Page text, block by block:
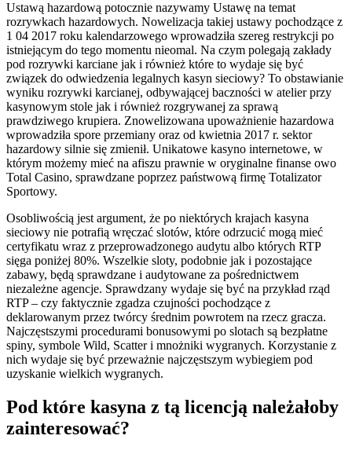
Ustawą hazardową potocznie nazywamy Ustawę na temat
rozrywkach hazardowych. Nowelizacja takiej ustawy pochodzące z
1 04 2017 roku kalendarzowego wprowadziła szereg restrykcji po
istniejącym do tego momentu nieomal. Na czym polegają zakłady
pod rozrywki karciane jak i również które to wydaje się być
związek do odwiedzenia legalnych kasyn sieciowy? To obstawianie
wyniku rozrywki karcianej, odbywającej baczności w atelier przy
kasynowym stole jak i również rozgrywanej za sprawą
prawdziwego krupiera. Znowelizowana upoważnienie hazardowa
wprowadziła spore przemiany oraz od kwietnia 2017 r. sektor
hazardowy silnie się zmienił. Unikatowe kasyno internetowe, w
którym możemy mieć na afiszu prawnie w oryginalne finanse owo
Total Casino, sprawdzane poprzez państwową firmę Totalizator
Sportowy.
Osobliwością jest argument, że po niektórych krajach kasyna
sieciowy nie potrafią wręczać slotów, które odrzucić mogą mieć
certyfikatu wraz z przeprowadzonego audytu albo których RTP
sięga poniżej 80%. Wszelkie sloty, podobnie jak i pozostające
zabawy, będą sprawdzane i audytowane za pośrednictwem
niezależne agencje. Sprawdzany wydaje się być na przykład rząd
RTP – czy faktycznie zgadza czujności pochodzące z
deklarowanym przez twórcy średnim powrotem na rzecz gracza.
Najczęstszymi procedurami bonusowymi po slotach są bezpłatne
spiny, symbole Wild, Scatter i mnożniki wygranych. Korzystanie z
nich wydaje się być przeważnie najczęstszym wybiegiem pod
uzyskanie wielkich wygranych.
Pod które kasyna z tą licencją należałoby
zainteresować?